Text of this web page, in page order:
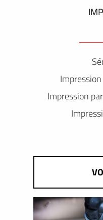
Impression